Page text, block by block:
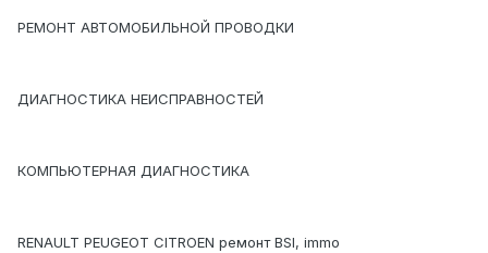
РЕМОНТ АВТОМОБИЛЬНОЙ ПРОВОДКИ
ДИАГНОСТИКА НЕИСПРАВНОСТЕЙ
КОМПЬЮТЕРНАЯ ДИАГНОСТИКА
RENAULT PEUGEOT CITROEN ремонт BSI, immo